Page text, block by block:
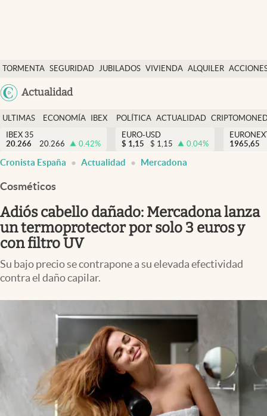
TORMENTA SEGURIDAD JUBILADOS VIVIENDA ALQUILER
USA
Actualidad
Economía y finanzas
Política
Actualidad
Criptomonedas
España
ULTIMAS
NOTICIAS
ECONOMÍA
FINANZAS
IBEX
EURO
POLÍTICA ACTUALIDAD
IBEX 35
20.266
20.266 0.42%
EURO-USD
$ 1,15 $ 1,15 0.04%
1965,65
Cronista España Actualidad Mercadona
Cosméticos
Adiós cabello dañado: Mercadona lanza
un termoprotector por solo 3 euros y
con filtro UV
Su bajo precio se contrapone a su elevada efectividad
contra el daño capilar.